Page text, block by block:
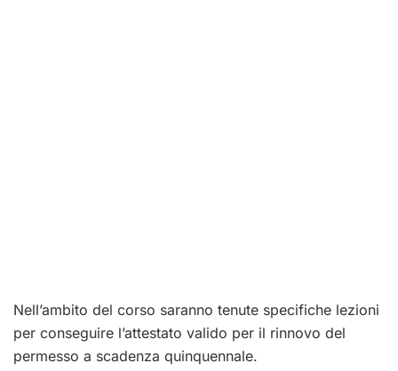
Nell’ambito del corso saranno tenute specifiche lezioni
per conseguire l’attestato valido per il rinnovo del
permesso a scadenza quinquennale.